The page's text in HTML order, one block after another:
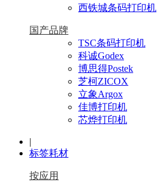
西铁城条码打印机
国产品牌
TSC条码打印机
科诚Godex
博思得Postek
芝柯ZICOX
立象Argox
佳博打印机
芯烨打印机
|
标签耗材
按应用